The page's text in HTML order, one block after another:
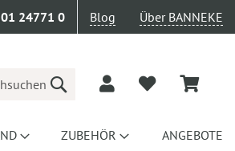
24771 0 Blog Über BANNEKE
Suche
ZUBEHÖR ANGEBOTE